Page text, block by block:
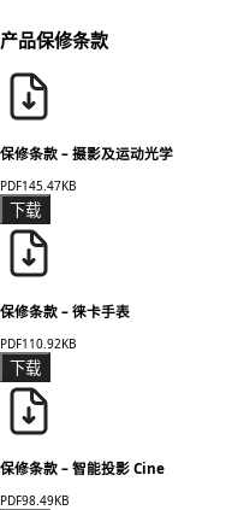
产品保修条款
保修条款 – 摄影及运动光学
PDF145.47KB
下载
保修条款 – 徕卡手表
PDF110.92KB
下载
保修条款 – 智能投影 Cine
PDF98.49KB